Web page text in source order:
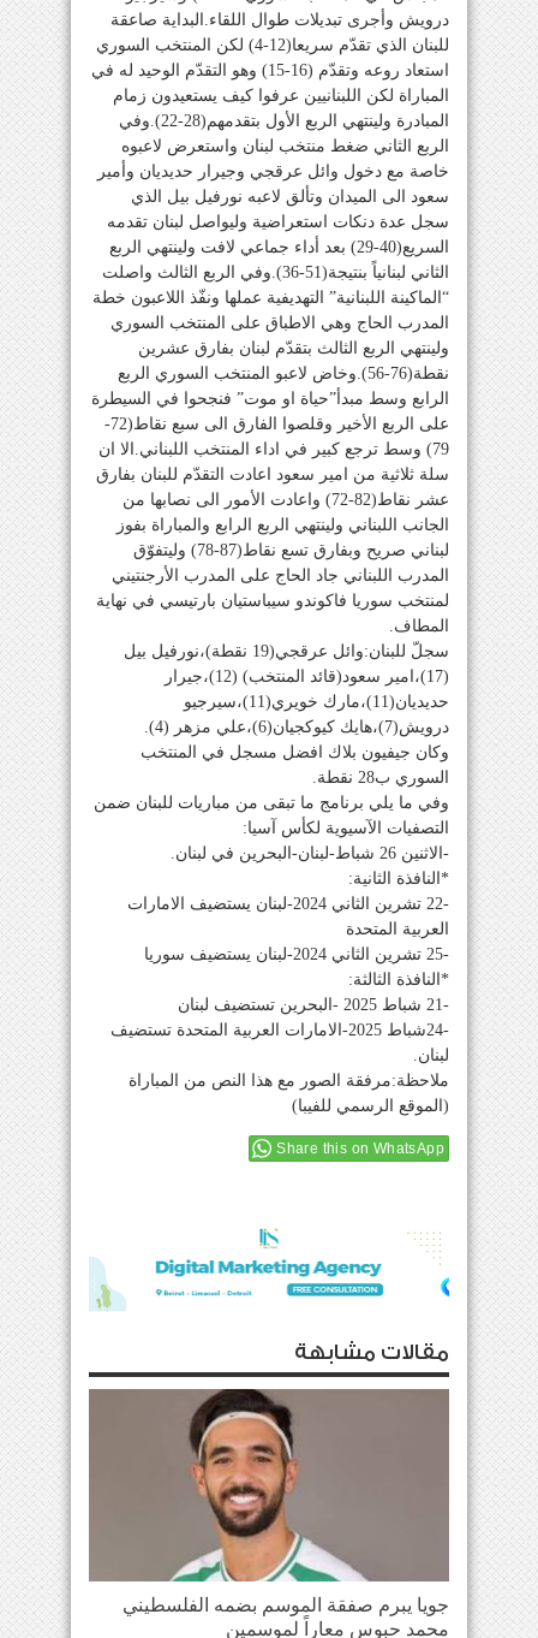
درويش وأجرى تبديلات طوال اللقاء.البداية صاعقة
للبنان الذي تقدّم سريعا(12-4) لكن المنتخب السوري
استعاد روعه وتقدّم (16-15) وهو التقدّم الوحيد له في
المباراة لكن اللبنانيين عرفوا كيف يستعيدون زمام
المبادرة ولينتهي الربع الأول بتقدمهم(28-22).وفي
الربع الثاني ضغط منتخب لبنان واستعرض لاعبوه
خاصة مع دخول وائل عرقجي وجيرار حديديان وأمير
سعود الى الميدان وتألق لاعبه نورفيل بيل الذي
سجل عدة دنكات استعراضية وليواصل لبنان تقدمه
السريع(40-29) بعد أداء جماعي لافت ولينتهي الربع
الثاني لبنانياً بنتيجة(51-36).وفي الربع الثالث واصلت
“الماكينة اللبنانية” التهديفية عملها ونفّذ اللاعبون خطة
المدرب الحاج وهي الاطباق على المنتخب السوري
ولينتهي الربع الثالث بتقدّم لبنان بفارق عشرين
نقطة(76-56).وخاض لاعبو المنتخب السوري الربع
الرابع وسط مبدأ”حياة او موت” فنجحوا في السيطرة
على الربع الأخير وقلصوا الفارق الى سبع نقاط(72-
79) وسط ترجع كبير في اداء المنتخب اللبناني.الا ان
سلة ثلاثية من امير سعود اعادت التقدّم للبنان بفارق
عشر نقاط(82-72) واعادت الأمور الى نصابها من
الجانب اللبناني ولينتهي الربع الرابع والمباراة بفوز
لبناني صريح وبفارق تسع نقاط(87-78) وليتفوّق
المدرب اللبناني جاد الحاج على المدرب الأرجنتيني
لمنتخب سوريا فاكوندو سيباستيان بارتيسي في نهاية
المطاف.
سجلّ للبنان:وائل عرقجي(19 نقطة)،نورفيل بيل
(17)،امير سعود(قائد المنتخب) (12)،جيرار
حديديان(11)،مارك خويري(11)،سيرجيو
درويش(7)،هايك كيوكجيان(6)،علي مزهر (4).
وكان جيفيون بلاك افضل مسجل في المنتخب
السوري ب28 نقطة.
وفي ما يلي برنامج ما تبقى من مباريات للبنان ضمن
التصفيات الآسيوية لكأس آسيا:
-الاثنين 26 شباط-لبنان-البحرين في لبنان.
*النافذة الثانية:
-22 تشرين الثاني 2024-لبنان يستضيف الامارات
العربية المتحدة
-25 تشرين الثاني 2024-لبنان يستضيف سوريا
*النافذة الثالثة:
-21 شباط 2025 -البحرين تستضيف لبنان
-24شباط 2025-الامارات العربية المتحدة تستضيف
لبنان.
ملاحظة:مرفقة الصور مع هذا النص من المباراة
(الموقع الرسمي للفيبا)
Share this on WhatsApp
مقالات مشابهة
جويا يبرم صفقة الموسم بضمه الفلسطيني
محمد حبوس معاراً لموسمين